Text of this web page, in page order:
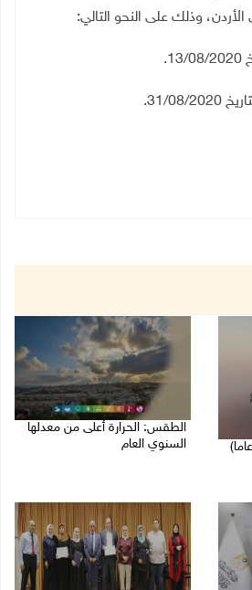
وذلك على النحو التالي:
الشرطة: مقتل مواطن (34 عاما)
الطقس: الحرارة أعلى من معدلها
السنوي العام